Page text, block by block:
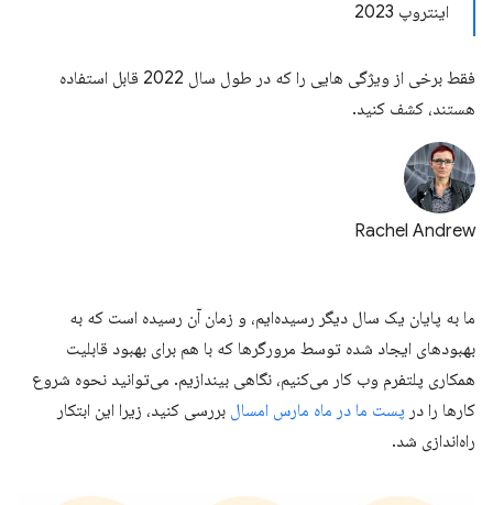
اینتروپ 2023
فقط برخی از ویژگی هایی را که در طول سال 2022 قابل استفاده
هستند، کشف کنید.
Rachel Andrew
ما به پایان یک سال دیگر رسیده‌ایم، و زمان آن رسیده است که به
بهبودهای ایجاد شده توسط مرورگرها که با هم برای بهبود قابلیت
همکاری پلتفرم وب کار می‌کنیم، نگاهی بیندازیم. می‌توانید نحوه شروع
کارها را در پست ما در ماه مارس امسال بررسی کنید، زیرا این ابتکار
راه‌اندازی شد.